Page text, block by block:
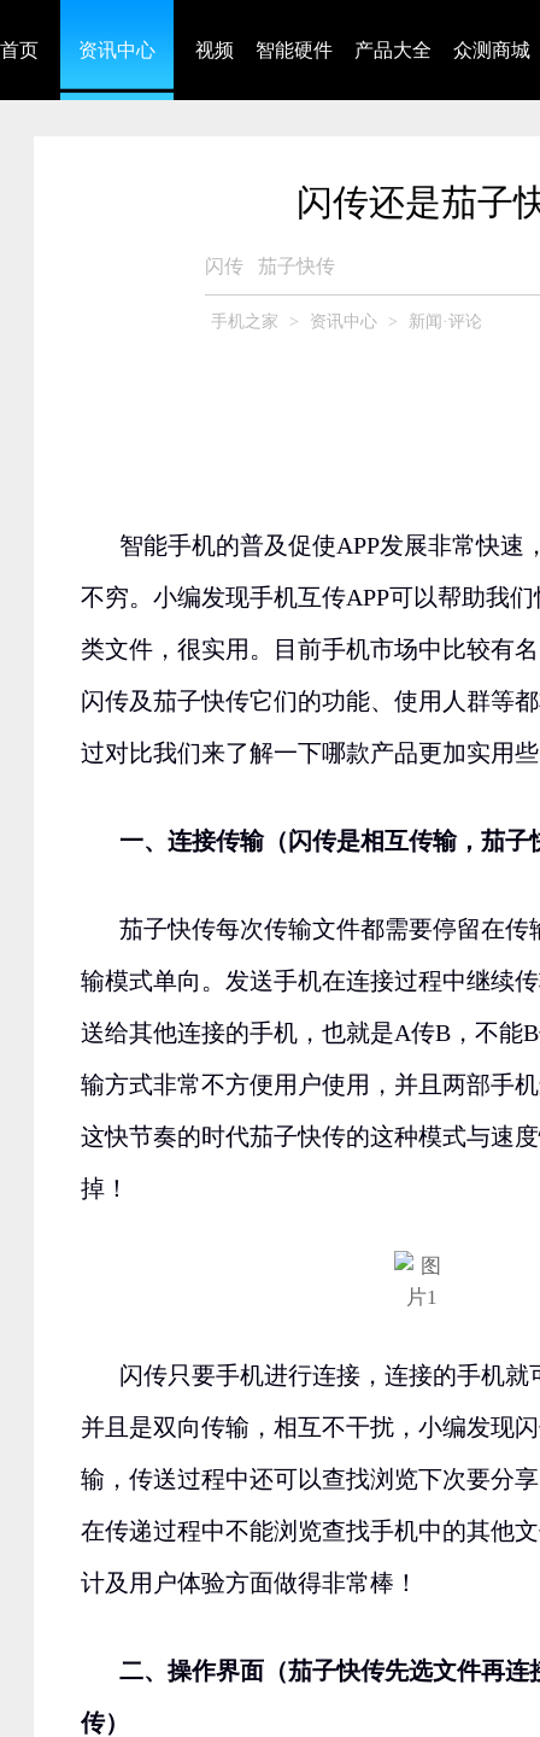
首页 资讯中心 视频 智能硬件 产品大全 众测商城
闪传还是茄子
闪传 茄子快传
手机之家 > 资讯中心 > 新闻·评论
智能手机的普及促使APP发展非常快速
不穷。小编发现手机互传APP可以帮助我
类文件，很实用。目前手机市场中比较有
闪传及茄子快传它们的功能、使用人群等
过对比我们来了解一下哪款产品更加实用
一、连接传输（闪传是相互传输，茄子
茄子快传每次传输文件都需要停留在传
输模式单向。发送手机在连接过程中继续
送给其他连接的手机，也就是A传B，不能
输方式非常不方便用户使用，并且两部手
这快节奏的时代茄子快传的这种模式与速
掉！
闪传只要手机进行连接，连接的手机就
并且是双向传输，相互不干扰，小编发现
输，传送过程中还可以查找浏览下次要分
在传递过程中不能浏览查找手机中的其他
计及用户体验方面做得非常棒！
二、操作界面（茄子快传先选文件再连
传）